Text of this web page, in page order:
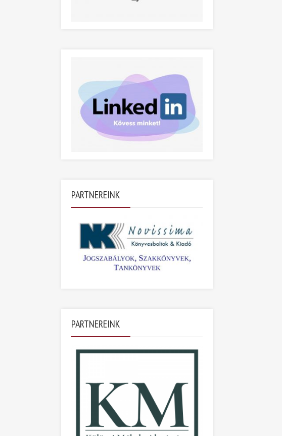
PARTNEREINK
PARTNEREINK